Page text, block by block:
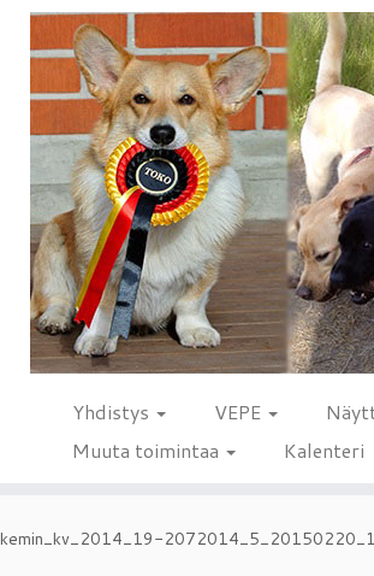
Yhdistys VEPE
Muuta toimintaa
Kalenteri
kemin_kv_2014_19-